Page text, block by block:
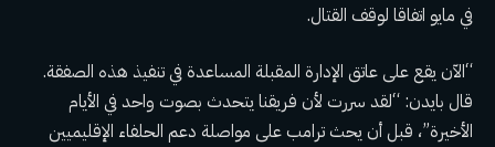
في مايو اتفاقا لوقف القتال.
“الآن يقع على عاتق الإدارة المقبلة المساعدة في تنفيذ هذه الصفقة.
قال بايدن: “لقد سررت لأن فريقنا يتحدث بصوت واحد في الأيام
الأخيرة”، قبل أن يحث ترامب على مواصلة دعم الحلفاء الإقليميين